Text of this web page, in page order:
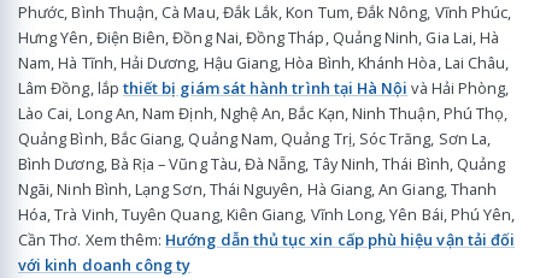
Phước, Bình Thuận, Cà Mau, Đắk Lắk, Kon Tum, Đắk Nông, Vĩnh Phúc,
Hưng Yên, Điện Biên, Đồng Nai, Đồng Tháp, Quảng Ninh, Gia Lai, Hà
Nam, Hà Tĩnh, Hải Dương, Hậu Giang, Hòa Bình, Khánh Hòa, Lai Châu,
Lâm Đồng, lắp thiết bị giám sát hành trình tại Hà Nội và Hải Phòng,
Lào Cai, Long An, Nam Định, Nghệ An, Bắc Kạn, Ninh Thuận, Phú Thọ,
Quảng Bình, Bắc Giang, Quảng Nam, Quảng Trị, Sóc Trăng, Sơn La,
Bình Dương, Bà Rịa – Vũng Tàu, Đà Nẵng, Tây Ninh, Thái Bình, Quảng
Ngãi, Ninh Bình, Lạng Sơn, Thái Nguyên, Hà Giang, An Giang, Thanh
Hóa, Trà Vinh, Tuyên Quang, Kiên Giang, Vĩnh Long, Yên Bái, Phú Yên,
Cần Thơ. Xem thêm: Hướng dẫn thủ tục xin cấp phù hiệu vận tải đối
với kinh doanh công ty